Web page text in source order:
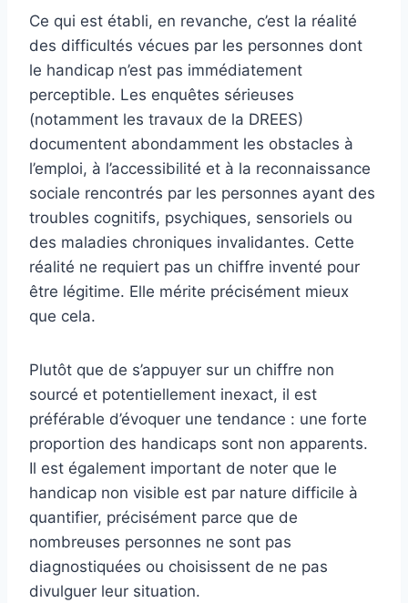
Ce qui est établi, en revanche, c’est la réalité
des difficultés vécues par les personnes dont
le handicap n’est pas immédiatement
perceptible. Les enquêtes sérieuses
(notamment les travaux de la DREES)
documentent abondamment les obstacles à
l’emploi, à l’accessibilité et à la reconnaissance
sociale rencontrés par les personnes ayant des
troubles cognitifs, psychiques, sensoriels ou
des maladies chroniques invalidantes. Cette
réalité ne requiert pas un chiffre inventé pour
être légitime. Elle mérite précisément mieux
que cela.
Plutôt que de s’appuyer sur un chiffre non
sourcé et potentiellement inexact, il est
préférable d’évoquer une tendance : une forte
proportion des handicaps sont non apparents.
Il est également important de noter que le
handicap non visible est par nature difficile à
quantifier, précisément parce que de
nombreuses personnes ne sont pas
diagnostiquées ou choisissent de ne pas
divulguer leur situation.